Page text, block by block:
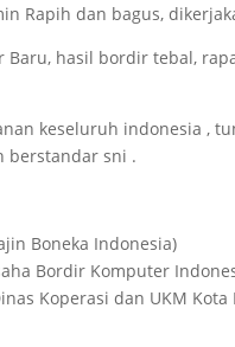
Rapih dan bagus,
Baru, hasil bordir tebal,
keseluruh indonesia ,
berstandar sni .
Boneka Indonesia)
Bordir Komputer
Koperasi dan UKM Kota